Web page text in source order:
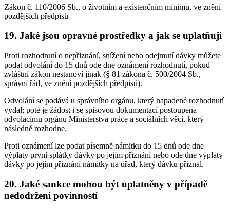
Zákon č. 110/2006 Sb., o životním a existenčním minimu, ve znění
pozdějších předpisů
19. Jaké jsou opravné prostředky a jak se uplatňují
Proti rozhodnutí o nepřiznání, snížení nebo odejmutí dávky můžete
podat odvolání do 15 dnů ode dne oznámení rozhodnutí, pokud
zvláštní zákon nestanoví jinak (§ 81 zákona č. 500/2004 Sb.,
správní řád, ve znění pozdějších předpisů).
Odvolání se podává u správního orgánu, který napadené rozhodnutí
vydal; poté je žádost i se spisovou dokumentací postoupena
odvolacímu orgánu Ministerstva práce a sociálních věcí, který
následně rozhodne.
Proti oznámení lze podat písemně námitku do 15 dnů ode dne
výplaty první splátky dávky po jejím přiznání nebo ode dne výplaty
dávky po jejím přiznání námitky na úřad, který dávku přiznal.
20. Jaké sankce mohou být uplatněny v případě
nedodržení povinností